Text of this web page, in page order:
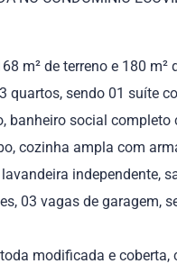
m² de terreno e 180 m²
quartos, sendo 01 suíte
banheiro social completo
cozinha ampla com
independente,
03 vagas de garagem,
modificada e coberta,